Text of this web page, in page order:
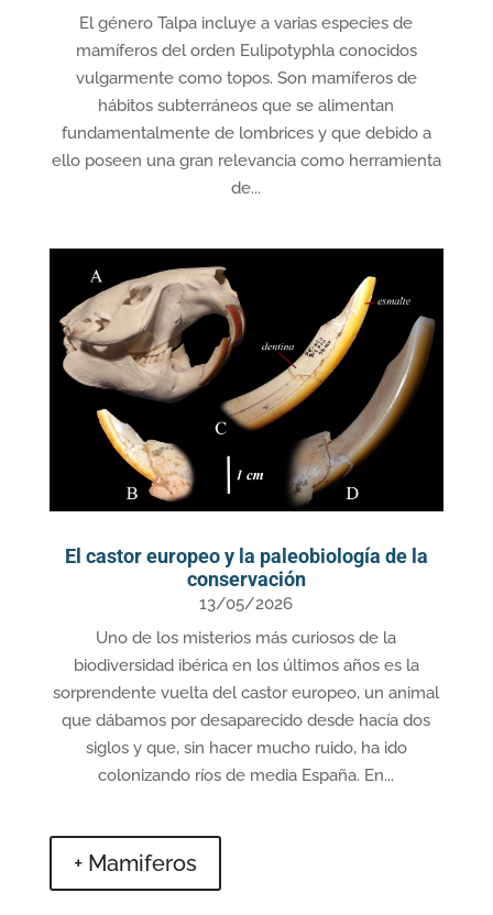
El género Talpa incluye a varias especies de
mamíferos del orden Eulipotyphla conocidos
vulgarmente como topos. Son mamíferos de
hábitos subterráneos que se alimentan
fundamentalmente de lombrices y que debido a
ello poseen una gran relevancia como herramienta
de...
El castor europeo y la paleobiología de la
conservación
13/05/2026
Uno de los misterios más curiosos de la
biodiversidad ibérica en los últimos años es la
sorprendente vuelta del castor europeo, un animal
que dábamos por desaparecido desde hacía dos
siglos y que, sin hacer mucho ruido, ha ido
colonizando ríos de media España. En...
+ Mamiferos